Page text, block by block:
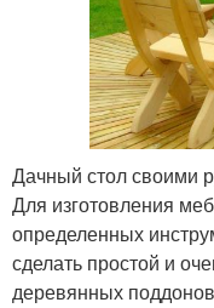
Дачный стол своими
Для изготовления
определенных
сделать простой и
деревянных